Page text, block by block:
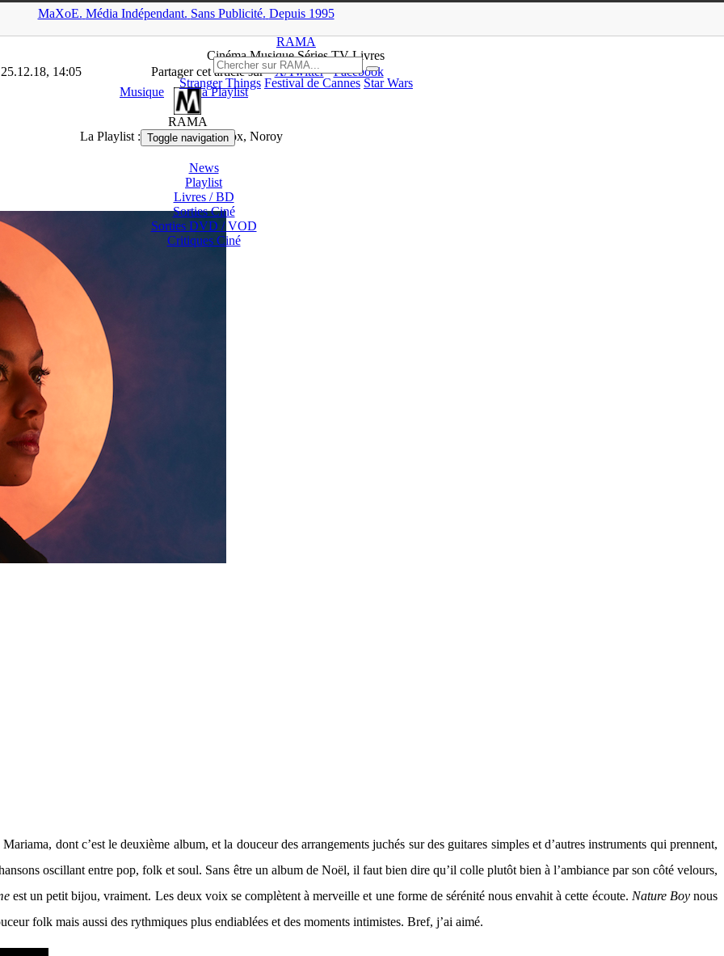
MaXoE. Média Indépendant. Sans Publicité. Depuis 1995
RAMA
CinémaMusique SériesTVLivres
Stranger Things Festival de Cannes Star Wars
RAMA
Toggle navigation
News
Playlist
Livres / BD
Sorties Ciné
Sorties DVD / VOD
CritiquesCiné
▲
14:05 Partager cet article sur X/Twitter
Facebook
Musique
La Playlist
La Playlist : Mariama, Wild Fox, Noroy
dont c’est le deuxième album, et la douceur des arrangements juchés sur des guitares simples et d’autres instruments qui prennent,
oscillant entre pop, folk et soul. Sans être un album de Noël, il faut bien dire qu’il colle plutôt bien à l’ambiance par son côté velours,
est un petit bijou, vraiment. Les deux voix se complètent à merveille et une forme de sérénité nous envahit à cette écoute. Nature Boynous
folk mais aussi des rythmiques plus endiablées et des moments intimistes. Bref, j’ai aimé.